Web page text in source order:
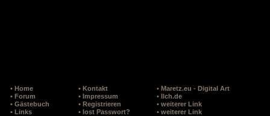
• Home
• Forum
• Gästebuch
• Links
• Kontakt
• Impressum
• Registrieren
• lost Passwort?
• Maretz.eu - Digital Art
• Ilch.de
• weiterer Link
• weiterer Link